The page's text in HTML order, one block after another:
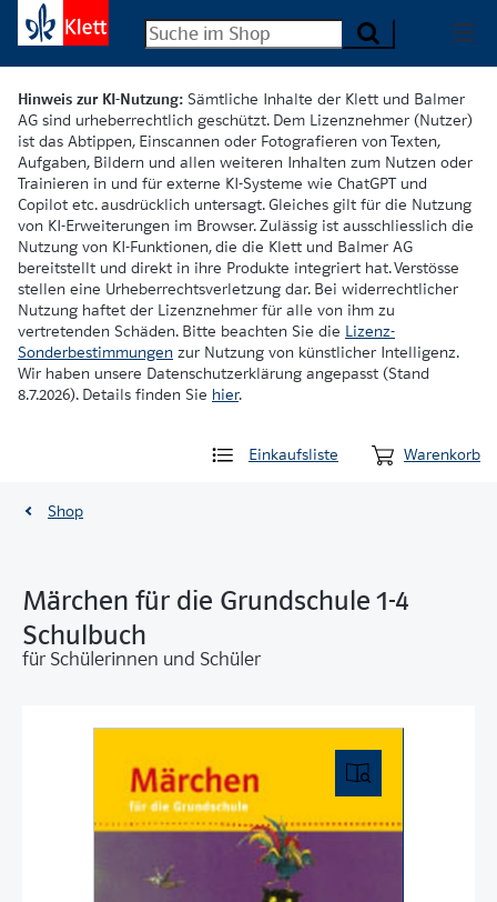
Hinweis zur KI-Nutzung: Sämtliche Inhalte der Klett und Balmer
AG sind urheberrechtlich geschützt. Dem Lizenznehmer (Nutzer)
ist das Abtippen, Einscannen oder Fotografieren von Texten,
Aufgaben, Bildern und allen weiteren Inhalten zum Nutzen oder
Trainieren in und für externe KI-Systeme wie ChatGPT und
Copilot etc. ausdrücklich untersagt. Gleiches gilt für die Nutzung
von KI-Erweiterungen im Browser. Zulässig ist ausschliesslich die
Nutzung von KI-Funktionen, die die Klett und Balmer AG
bereitstellt und direkt in ihre Produkte integriert hat. Verstösse
stellen eine Urheberrechtsverletzung dar. Bei widerrechtlicher
Nutzung haftet der Lizenznehmer für alle von ihm zu
vertretenden Schäden. Bitte beachten Sie die Lizenz-
Sonderbestimmungen zur Nutzung von künstlicher Intelligenz.
Wir haben unsere Datenschutzerklärung angepasst (Stand
8.7.2026). Details finden Sie hier.
Einkaufsliste Warenkorb
Shop
Märchen für die Grundschule 1-4
Schulbuch
für Schülerinnen und Schüler